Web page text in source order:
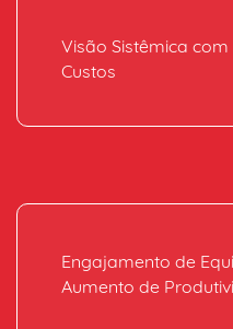
Visão Sistêmica
Custos
Engajamento de
Aumento de